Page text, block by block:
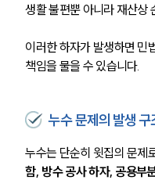
생활 불편뿐 아니라 재산상
이러한 하자가 발생하면 민
책임을 물을 수 있습니다.
누수 문제의 발생 구
누수는 단순히 윗집의 문제
함, 방수 공사 하자, 공용부